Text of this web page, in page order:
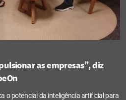
as empresas”, diz
o potencial da inteligência artificial para